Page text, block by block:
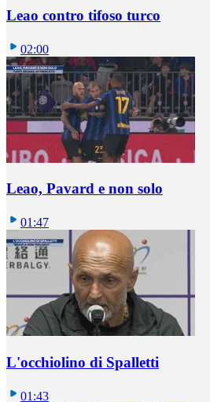
Leao contro tifoso turco
02:00
Leao, Pavard e non solo
01:47
L'occhiolino di Spalletti
01:43